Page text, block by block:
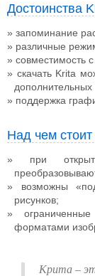
Достоинства
запоминание
различные
совместимость
скачать Krita
поддержка
Над чем стоит
при
возможны
рисунков;
форматами
Крита –